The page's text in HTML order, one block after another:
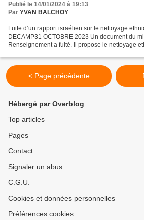
Publié le 14/01/2024 à 19:13
Par YVAN BALCHOY
Fuite d’un rapport israélien sur le nettoyage
DECAMP31 OCTOBRE 2023 Un document du
Renseignement a fuité. Il propose le nettoyage
< Page précédente
Hébergé par Overblog
Top articles
Pages
Contact
Signaler un abus
C.G.U.
Cookies et données personnelles
Préférences cookies